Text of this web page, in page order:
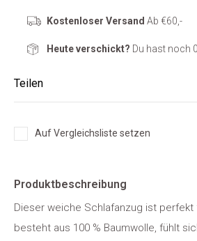
Kostenloser Versand Ab €60,-
Heute verschickt? Du hast noch
Teilen
Auf Vergleichsliste setzen
Produktbeschreibung
Dieser weiche Schlafanzug ist perfekt
besteht aus 100 % Baumwolle, fühlt